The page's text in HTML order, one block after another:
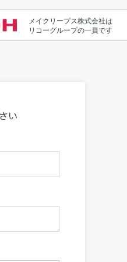
メイクリープス株式会社は
リコーグループの一員です